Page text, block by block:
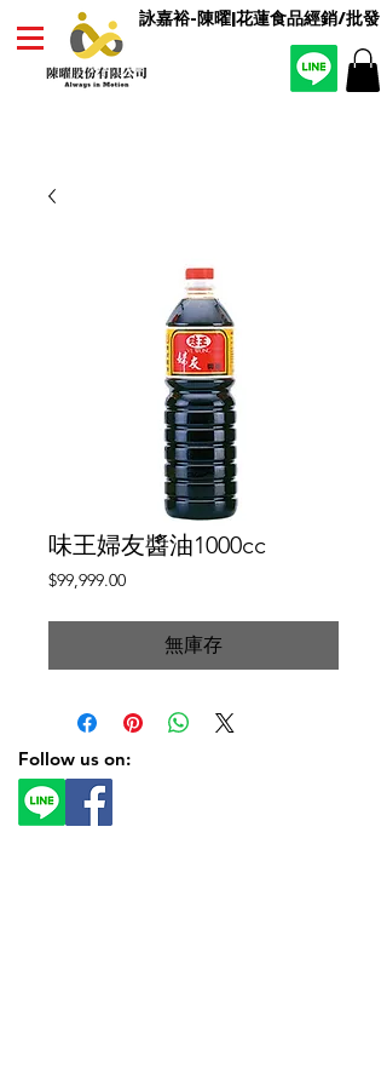
詠嘉裕-陳曜|花蓮食品經銷/批發
味王婦友醬油1000cc
$99,999.00價
無庫存
Follow us on: